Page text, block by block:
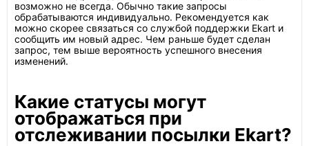
возможно не всегда. Обычно такие запросы
обрабатываются индивидуально. Рекомендуется как
можно скорее связаться со службой поддержки Ekart и
сообщить им новый адрес. Чем раньше будет сделан
запрос, тем выше вероятность успешного внесения
изменений.
Какие статусы могут
отображаться при
отслеживании посылки Ekart?